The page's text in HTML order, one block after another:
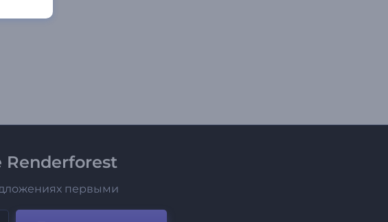
Renderforest
первыми